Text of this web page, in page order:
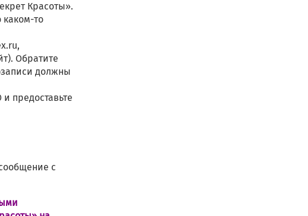
Красоты».
каком-то
Обратите
должны
предоставьте
с